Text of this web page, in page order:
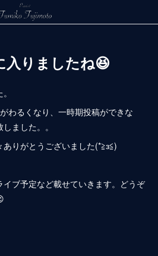
入りましたね😆
わるくなり、一時期投稿ができな
ました。。
りがとうございました(*≧з≦)
イブ予定など載せていきます。どうぞ